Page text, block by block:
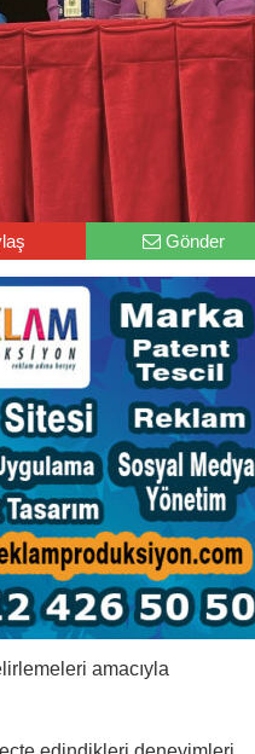
Gönder
amacıyla